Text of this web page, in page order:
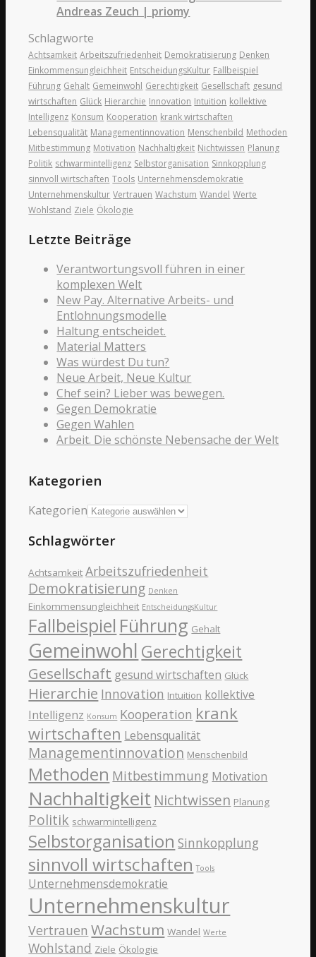
Andreas Zeuch | priomy
Schlagworte
Achtsamkeit Arbeitszufriedenheit Demokratisierung Denken
Einkommensungleichheit EntscheidungsKultur Fallbeispiel
Führung Gehalt Gemeinwohl Gerechtigkeit Gesellschaft gesund
wirtschaften Glück Hierarchie Innovation Intuition kollektive
Intelligenz Konsum Kooperation krank wirtschaften
Lebensqualität Managementinnovation Menschenbild Methoden
Mitbestimmung Motivation Nachhaltigkeit Nichtwissen Planung
Politik schwarmintelligenz Selbstorganisation Sinnkopplung
sinnvoll wirtschaften Tools Unternehmensdemokratie
Unternehmenskultur Vertrauen Wachstum Wandel Werte
Wohlstand Ziele Ökologie
Letzte Beiträge
Verantwortungsvoll führen in einer
komplexen Welt
New Pay. Alternative Arbeits- und
Entlohnungsmodelle
Haltung entscheidet.
Material Matters
Was würdest Du tun?
Neue Arbeit, Neue Kultur
Chef sein? Lieber was bewegen.
Gegen Demokratie
Gegen Wahlen
Arbeit. Die schönste Nebensache der Welt
Kategorien
Kategorien
Schlagwörter
Achtsamkeit Arbeitszufriedenheit
Demokratisierung Denken
Einkommensungleichheit EntscheidungsKultur
Fallbeispiel Führung Gehalt
Gemeinwohl Gerechtigkeit
Gesellschaft gesund wirtschaften Glück
Hierarchie Innovation Intuition kollektive
Intelligenz Konsum Kooperation krank
wirtschaften Lebensqualität
Managementinnovation Menschenbild
Methoden Mitbestimmung Motivation
Nachhaltigkeit Nichtwissen Planung
Politik schwarmintelligenz
Selbstorganisation Sinnkopplung
sinnvoll wirtschaften Tools
Unternehmensdemokratie
Unternehmenskultur
Vertrauen Wachstum Wandel Werte
Wohlstand Ziele Ökologie